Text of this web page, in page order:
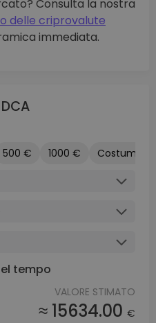
Consulta la nostra
delle criprovalute
immediata.
500 € 1000 €
Costume
tempo
VALORE STIMATO
≈ 15634.00 €